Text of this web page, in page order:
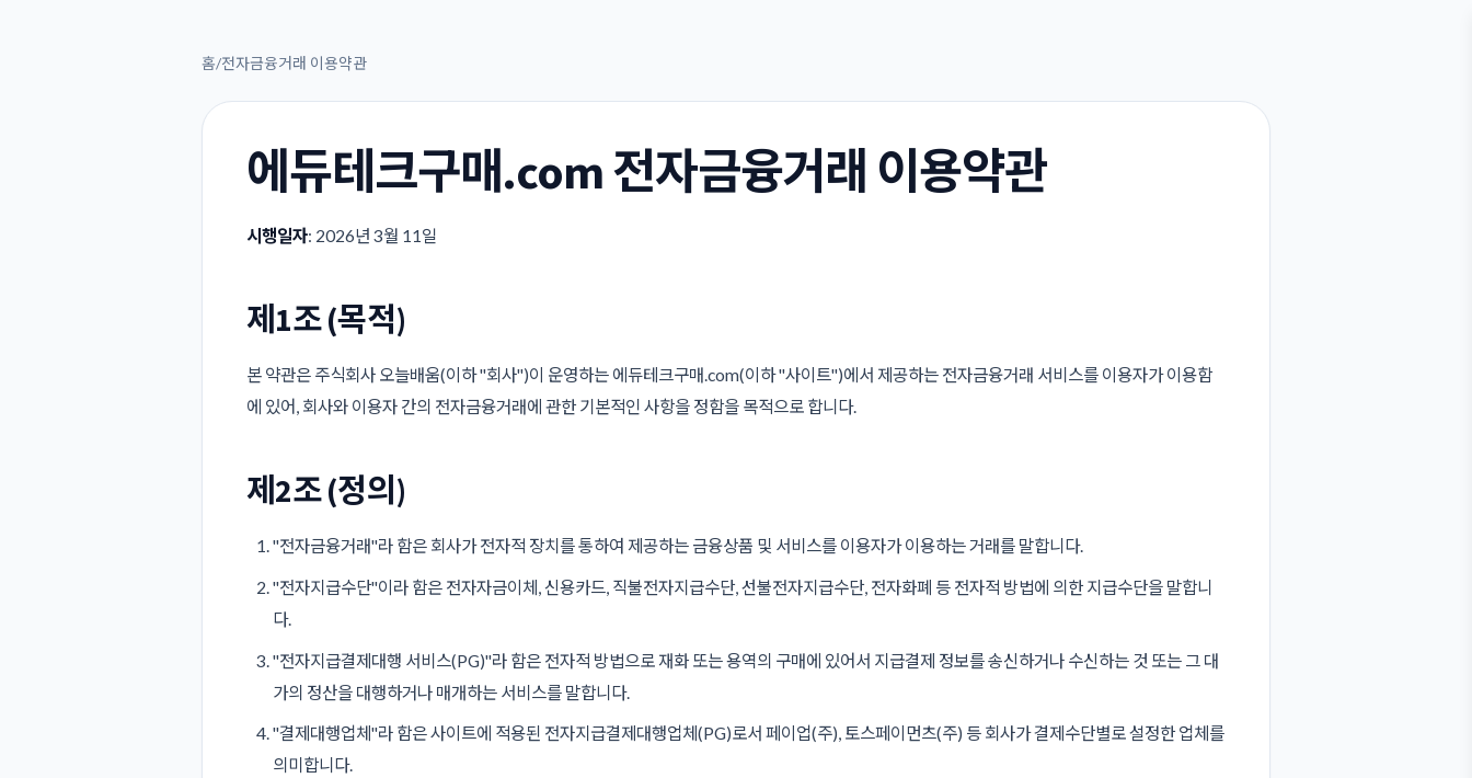
홈/전자금융거래 이용약관
에듀테크구매.com 전자금융거래 이용약관
시행일자: 2026년 3월 11일
제1조 (목적)
본 약관은 주식회사 오늘배움(이하 "회사")이 운영하는 에듀테크구매.com(이하 "사이트")에서 제공하는 전자금융거래 서비스를 이용자가 이용함
에 있어, 회사와 이용자 간의 전자금융거래에 관한 기본적인 사항을 정함을 목적으로 합니다.
제2조 (정의)
"전자금융거래"라 함은 회사가 전자적 장치를 통하여 제공하는 금융상품 및 서비스를 이용자가 이용하는 거래를 말합니다.
"전자지급수단"이라 함은 전자자금이체, 신용카드, 직불전자지급수단, 선불전자지급수단, 전자화폐 등 전자적 방법에 의한 지급수단을 말합니
다.
"전자지급결제대행 서비스(PG)"라 함은 전자적 방법으로 재화 또는 용역의 구매에 있어서 지급결제 정보를 송신하거나 수신하는 것 또는 그 대
가의 정산을 대행하거나 매개하는 서비스를 말합니다.
"결제대행업체"라 함은 사이트에 적용된 전자지급결제대행업체(PG)로서 페이업(주), 토스페이먼츠(주) 등 회사가 결제수단별로 설정한 업체를
의미합니다.